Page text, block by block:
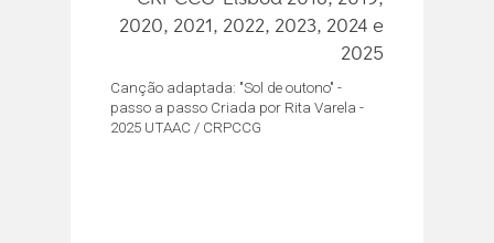
2020, 2021, 2022, 2023, 2024 e
2025
Canção adaptada: "Sol de outono" -
passo a passo Criada por Rita Varela -
2025 UTAAC / CRPCCG